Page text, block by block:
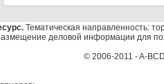
Тематическая направленность:
деловой информации для
© 2006-2011 - A-